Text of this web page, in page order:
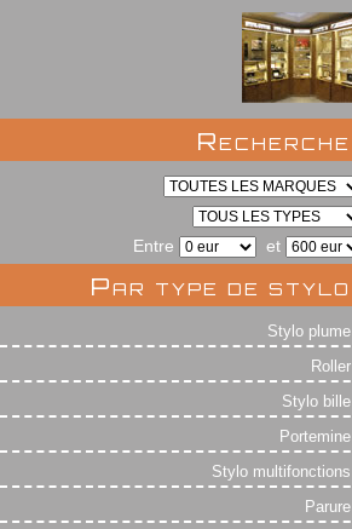
Recherche
Entre et
Par type de stylo
Stylo plume
Roller
Stylo bille
Portemine
Stylo multifonctions
Parure